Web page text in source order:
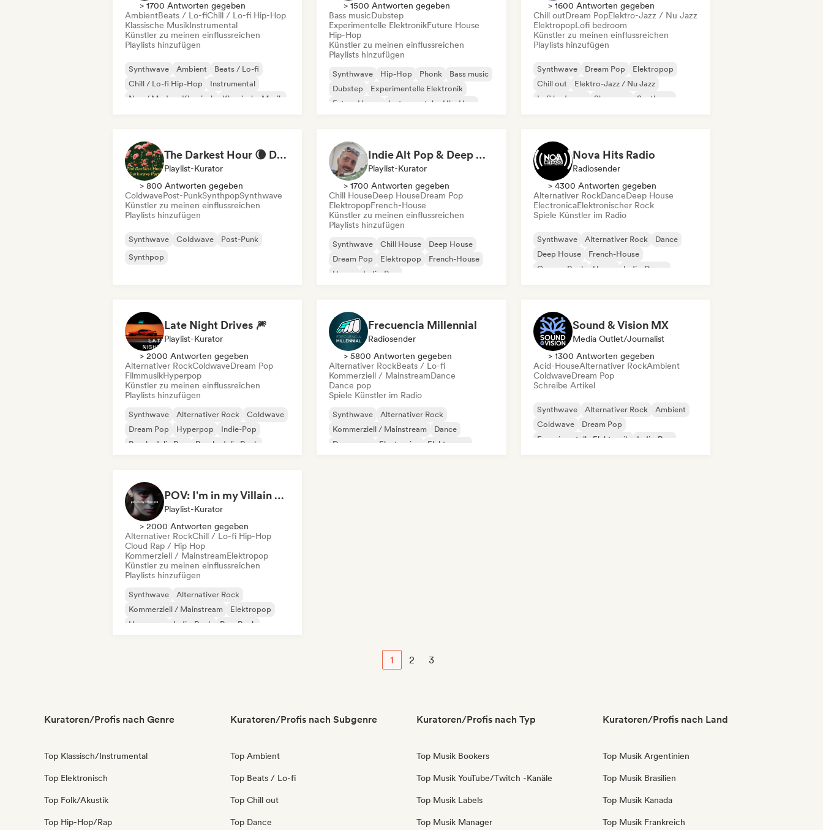
> 1700 Antworten gegeben
AmbientBeats / Lo-fiChill / Lo-fi Hip-Hop
Klassische MusikInstrumental
Künstler zu meinen einflussreichen
Playlists hinzufügen
Synthwave Ambient
Beats / Lo-fi
Chill / Lo-fi Hip-Hop
Instrumental
Neo / Modern Klassisch
Klassische Musik
> 1500 Antworten gegeben
Bass musicDubstep
Experimentelle ElektronikFuture House
Hip-Hop
Künstler zu meinen einflussreichen
Playlists hinzufügen
Synthwave Hip-Hop Phonk
Bass music
Dubstep
Experimentelle Elektronik
Future House
Instrumentaler Hip-Hop
> 1600 Antworten gegeben
Chill outDream PopElektro-Jazz / Nu Jazz
ElektropopLofi bedroom
Künstler zu meinen einflussreichen
Playlists hinzufügen
Synthwave Dream Pop
Elektropop
Chill out
Elektro-Jazz / Nu Jazz
Lofi bedroom
Shoegaze Synthpop
The Darkest Hour 🌘 Darkwave, Post-Punk & Coldwave
Playlist-Kurator
> 800 Antworten gegeben
ColdwavePost-PunkSynthpopSynthwave
Künstler zu meinen einflussreichen
Playlists hinzufügen
Synthwave Coldwave
Post-Punk
Synthpop
Indie Alt Pop & Deep House (by omglookitsRaph)
Playlist-Kurator
> 1700 Antworten gegeben
Chill HouseDeep HouseDream Pop
ElektropopFrench-House
Künstler zu meinen einflussreichen
Playlists hinzufügen
Synthwave Chill House
Deep House
Dream Pop
Elektropop
French-House
House
Indie-Pop
Nova Hits Radio
Radiosender
> 4300 Antworten gegeben
Alternativer RockDanceDeep House
ElectronicaElektronischer Rock
Spiele Künstler im Radio
Synthwave Alternativer Rock
Dance
Deep House
French-House
Garage-Rock
House Indie-Dance
Late Night Drives 🎆
Playlist-Kurator
> 2000 Antworten gegeben
Alternativer RockColdwaveDream Pop
FilmmusikHyperpop
Künstler zu meinen einflussreichen
Playlists hinzufügen
Synthwave Alternativer Rock
Coldwave
Dream Pop
Hyperpop
Indie-Pop
Psychedelic Pop
Psychedelic Rock
Frecuencia Millennial
Radiosender
> 5800 Antworten gegeben
Alternativer RockBeats / Lo-fi
Kommerziell / MainstreamDance
Dance pop
Spiele Künstler im Radio
Synthwave
Alternativer Rock
Kommerziell / Mainstream
Dance
Dance pop
Electronica
Elektropop
Sound & Vision MX
Media Outlet/Journalist
> 1300 Antworten gegeben
Acid-HouseAlternativer RockAmbient
ColdwaveDream Pop
Schreibe Artikel
Synthwave Alternativer Rock
Ambient
Coldwave
Dream Pop
Experimentelle Elektronik
Indie-Pop
POV: I'm in my Villain Era
Playlist-Kurator
> 2000 Antworten gegeben
Alternativer RockChill / Lo-fi Hip-Hop
Cloud Rap / Hip Hop
Kommerziell / MainstreamElektropop
Künstler zu meinen einflussreichen
Playlists hinzufügen
Synthwave
Alternativer Rock
Kommerziell / Mainstream
Elektropop
Hyperpop
Indie-Rock
Pop-Rock
1 2 3
Kuratoren/Profis nach Genre
Top Klassisch/Instrumental
Top Elektronisch
Top Folk/Akustik
Top Hip-Hop/Rap
Kuratoren/Profis nach Subgenre
Top Ambient
Top Beats / Lo-fi
Top Chill out
Top Dance
Kuratoren/Profis nach Typ
Top Musik Bookers
Top Musik YouTube/Twitch -Kanäle
Top Musik Labels
Top Musik Manager
Kuratoren/Profis nach Land
Top Musik Argentinien
Top Musik Brasilien
Top Musik Kanada
Top Musik Frankreich